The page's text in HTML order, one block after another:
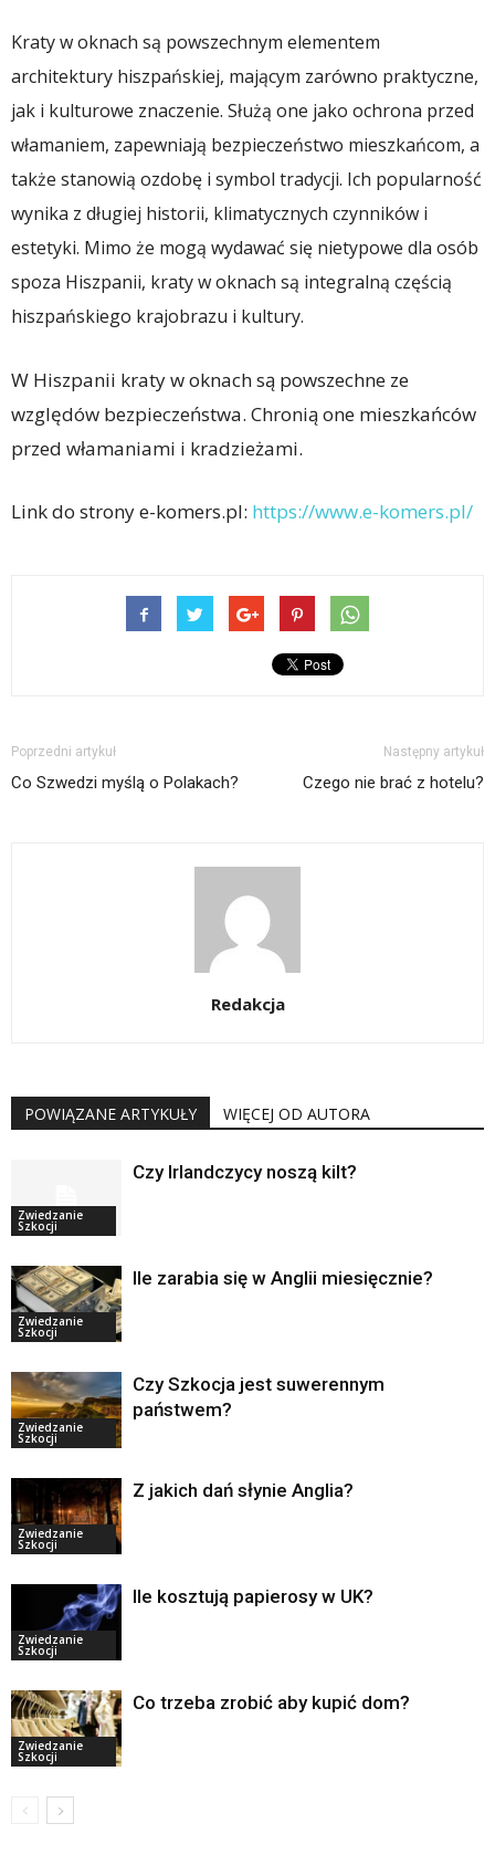
Kraty w oknach są powszechnym elementem
architektury hiszpańskiej, mającym zarówno praktyczne,
jak i kulturowe znaczenie. Służą one jako ochrona przed
włamaniem, zapewniają bezpieczeństwo mieszkańcom, a
także stanowią ozdobę i symbol tradycji. Ich popularność
wynika z długiej historii, klimatycznych czynników i
estetyki. Mimo że mogą wydawać się nietypowe dla osób
spoza Hiszpanii, kraty w oknach są integralną częścią
hiszpańskiego krajobrazu i kultury.
W Hiszpanii kraty w oknach są powszechne ze
względów bezpieczeństwa. Chronią one mieszkańców
przed włamaniami i kradzieżami.
Link do strony e-komers.pl: https://www.e-komers.pl/
Poprzedni artykuł
Co Szwedzi myślą o Polakach?
Następny artykuł
Czego nie brać z hotelu?
Redakcja
POWIĄZANE ARTYKUŁY WIĘCEJ OD AUTORA
Zwiedzanie
Szkocji
Czy Irlandczycy noszą kilt?
Zwiedzanie
Szkocji
Ile zarabia się w Anglii miesięcznie?
Zwiedzanie
Szkocji
Czy Szkocja jest suwerennym
państwem?
Zwiedzanie
Szkocji
Z jakich dań słynie Anglia?
Zwiedzanie
Szkocji
Ile kosztują papierosy w UK?
Zwiedzanie
Szkocji
Co trzeba zrobić aby kupić dom?